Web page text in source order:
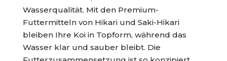
Wasserqualität. Mit den Premium-
Futtermitteln von Hikari und Saki-Hikari
bleiben Ihre Koi in Topform, während das
Wasser klar und sauber bleibt. Die